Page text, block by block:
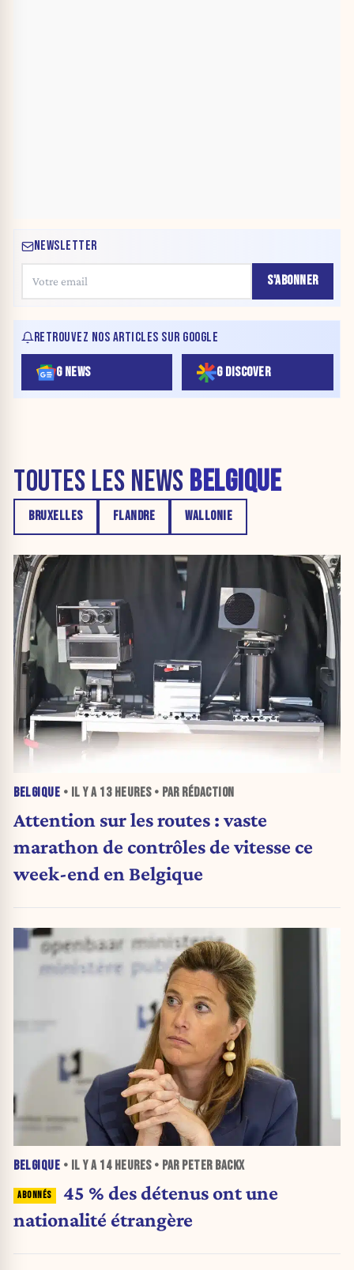
NEWSLETTER
S'ABONNER
RETROUVEZ NOS ARTICLES SUR GOOGLE
G NEWS G DISCOVER
TOUTES LES NEWS BELGIQUE
BRUXELLES FLANDRE WALLONIE
BELGIQUE • IL Y A 13 HEURES• PAR RÉDACTION
Attention sur les routes : vaste
marathon de contrôles de vitesse ce
week-end en Belgique
BELGIQUE • IL Y A 14 HEURES• PAR PETER BACKX
45 % des détenus ont une
nationalité étrangère